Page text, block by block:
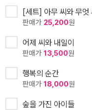
[세트] 아무 씨와 무
판매가 25,200원
어제 씨와 내일이
판매가 13,500원
행복의 순간
판매가 18,000원
숲을 가진 아이들